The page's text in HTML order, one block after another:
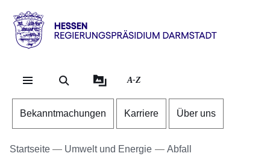
Direkt zum Kopf der
Direkt zum Inhalt
Direkt zum Fuß der
Hessen
RP
Darmstadt
A-Z
Bekanntmachungen Karriere Über uns
Startseite Umwelt und Energie
Abfall